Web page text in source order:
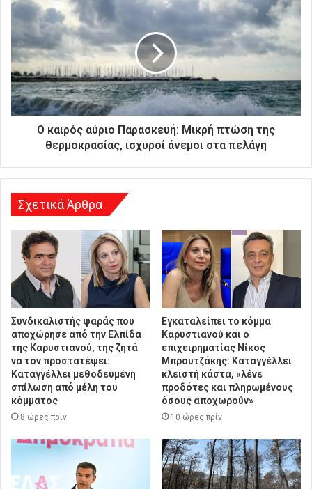
κ
σ
α
ς
δ
ι
ε
ν
Ο καιρός αύριο Παρασκευή: Μικρή πτώση της
θερμοκρασίας, ισχυροί άνεμοι στα πελάγη
Σχετικά Άρθρα
Συνδικαλιστής ψαράς που
αποχώρησε από την Ελπίδα
της Καρυστιανού, της ζητά
να τον προστατέψει:
Καταγγέλλει μεθοδευμένη
σπίλωση από μέλη του
κόμματος
8 ώρες πρίν
Εγκαταλείπει το κόμμα
Καρυστιανού και ο
επιχειρηματίας Νίκος
Μπρουτζάκης: Καταγγέλλει
κλειστή κάστα, «λένε
προδότες και πληρωμένους
όσους αποχωρούν»
10 ώρες πρίν